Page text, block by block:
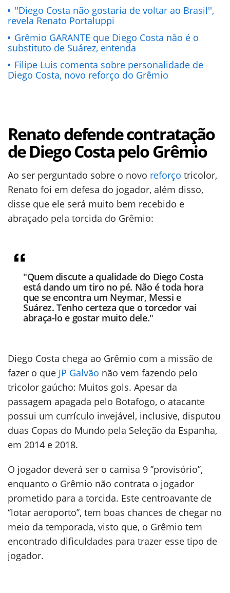
''Diego Costa não gostaria de voltar ao Brasil'',
revela Renato Portaluppi
Grêmio GARANTE que Diego Costa não é o
substituto de Suárez, entenda
Filipe Luis comenta sobre personalidade de
Diego Costa, novo reforço do Grêmio
Renato defende contratação
de Diego Costa pelo Grêmio
Ao ser perguntado sobre o novo reforço tricolor,
Renato foi em defesa do jogador, além disso,
disse que ele será muito bem recebido e
abraçado pela torcida do Grêmio:
"Quem discute a qualidade do Diego Costa
está dando um tiro no pé. Não é toda hora
que se encontra um Neymar, Messi e
Suárez. Tenho certeza que o torcedor vai
abraça-lo e gostar muito dele."
Diego Costa chega ao Grêmio com a missão de
fazer o que JP Galvão não vem fazendo pelo
tricolor gaúcho: Muitos gols. Apesar da
passagem apagada pelo Botafogo, o atacante
possui um currículo invejável, inclusive, disputou
duas Copas do Mundo pela Seleção da Espanha,
em 2014 e 2018.
O jogador deverá ser o camisa 9 ‘’provisório’’,
enquanto o Grêmio não contrata o jogador
prometido para a torcida. Este centroavante de
‘’lotar aeroporto’’, tem boas chances de chegar no
meio da temporada, visto que, o Grêmio tem
encontrado dificuldades para trazer esse tipo de
jogador.